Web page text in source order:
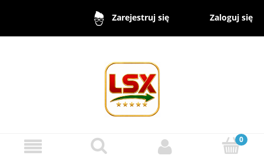
Zarejestruj się Zaloguj się